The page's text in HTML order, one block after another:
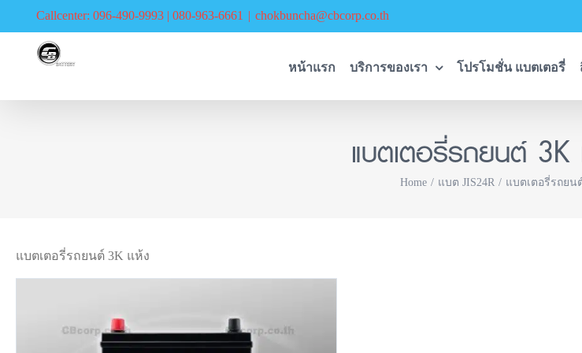
Callcenter: 096-490-9993 | 080-963-6661 | chokbuncha@cbcorp.co.th
หน้าแรก บริการของเรา โปรโมชั่น แบตเตอรี่
แบตเตอรี่รถยนต์ 3K
Home แบต JIS24R แบตเตอรี่รถยน
แบตเตอรี่รถยนต์ 3K แห้ง